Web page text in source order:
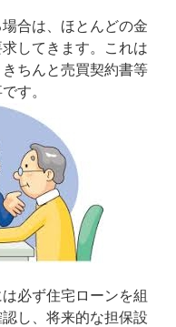
合は、ほとんどの金
してきます。これは
ちんと売買契約書等
す。
必ず住宅ローンを組
し、将来的な担保設